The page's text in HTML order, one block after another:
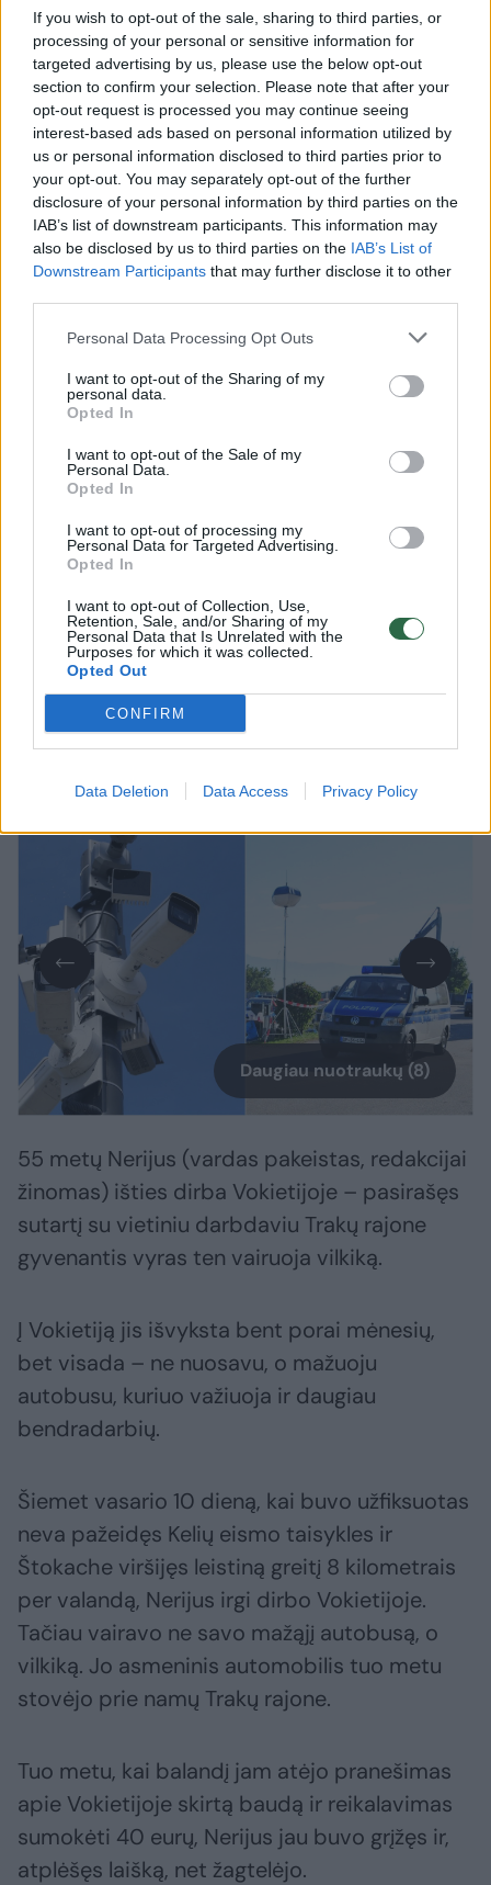
If you wish to opt-out of the sale, sharing to third parties, or
processing of your personal or sensitive information for
targeted advertising by us, please use the below opt-out
section to confirm your selection. Please note that after your
opt-out request is processed you may continue seeing
interest-based ads based on personal information utilized by
us or personal information disclosed to third parties prior to
your opt-out. You may separately opt-out of the further
disclosure of your personal information by third parties on the
IAB’s list of downstream participants. This information may
also be disclosed by us to third parties on the IAB’s List of
Downstream Participants that may further disclose it to other
Personal Data Processing Opt Outs
I want to opt-out of the Sharing of my
personal data.
Opted In
I want to opt-out of the Sale of my
Personal Data.
Opted In
I want to opt-out of processing my
Personal Data for Targeted Advertising.
Opted In
I want to opt-out of Collection, Use,
Retention, Sale, and/or Sharing of my
Personal Data that Is Unrelated with the
Purposes for which it was collected.
Opted Out
CONFIRM
Data Deletion Data Access Privacy Policy
Auto Radaras
Iš Vokietijos pasivijo žinia apie
baudą, nors autobusas stovėjo
kaime: „Pirma mintis buvo, kad
rašo sukčiai“
(4)
2026 m. rugpjūčio 9 d. 03:42
Lrytas.lt
Lrytas Premium nariams
savivaldybės apie Vokietijoje skirtą baudą
Nerijų pribloškė. Vyras buvo kaltinamas
šioje šalyje viršijęs greitį, nors jo mažasis
autobusas tądien stovėjo kieme, o
vokiečių užfiksuotoje nuotraukoje prie
Daugiau nuotraukų (8)
55 metų Nerijus (vardas pakeistas, redakcijai
žinomas) išties dirba Vokietijoje – pasirašęs
sutartį su vietiniu darbdaviu Trakų rajone
gyvenantis vyras ten vairuoja vilkiką.
Į Vokietiją jis išvyksta bent porai mėnesių,
bet visada – ne nuosavu, o mažuoju
autobusu, kuriuo važiuoja ir daugiau
bendradarbių.
Šiemet vasario 10 dieną, kai buvo užfiksuotas
neva pažeidęs Kelių eismo taisykles ir
Štokache viršijęs leistiną greitį 8 kilometrais
per valandą, Nerijus irgi dirbo Vokietijoje.
Tačiau vairavo ne savo mažąjį autobusą, o
vilkiką. Jo asmeninis automobilis tuo metu
stovėjo prie namų Trakų rajone.
Tuo metu, kai balandį jam atėjo pranešimas
apie Vokietijoje skirtą baudą ir reikalavimas
sumokėti 40 eurų, Nerijus jau buvo grįžęs ir,
atplėšęs laišką, net žagtelėjo.